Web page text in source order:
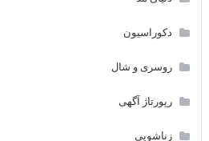
دکوراسیون
روسری و شال
رپورتاژ آگهی
زناشویی